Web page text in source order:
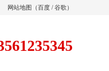
网站地图 （百度 /谷歌 ）